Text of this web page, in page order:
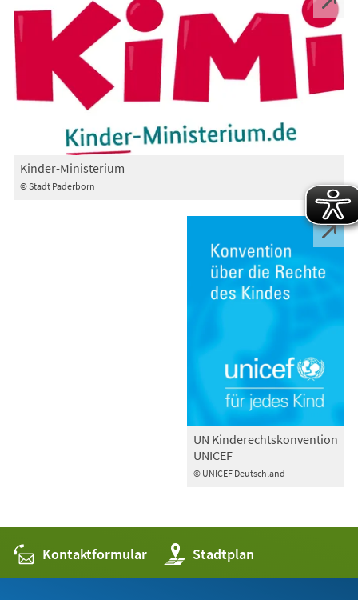
© Stadt Paderborn
Kinder-Ministerium
© UNICEF Deutschland
UN Kinderechtskonvention
UNICEF
Kontaktformular Stadtplan
(Öffnet
in
einem